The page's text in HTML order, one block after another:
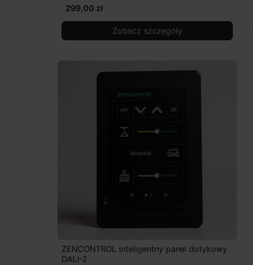
299,00 zł
Zobacz szczegóły
ZENCONTROL inteligentny panel dotykowy
DALI-2